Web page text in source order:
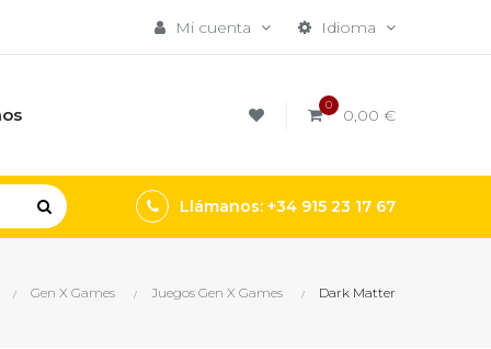
Idioma
Mi cuenta
0 0,00 €
Llámanos: +34 915 23 17 67
Gen X Games Juegos Gen X Games Dark Matter